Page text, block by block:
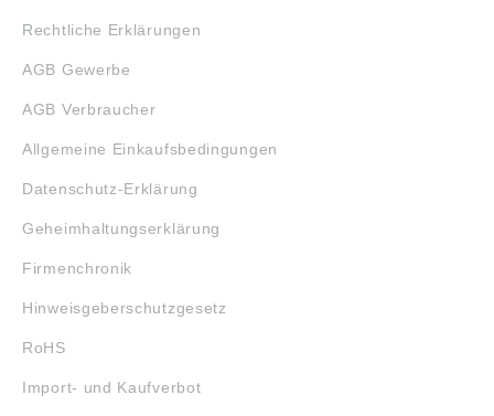
Rechtliche Erklärungen
AGB Gewerbe
AGB Verbraucher
Allgemeine Einkaufsbedingungen
Datenschutz-Erklärung
Geheimhaltungserklärung
Firmenchronik
Hinweisgeberschutzgesetz
RoHS
Import- und Kaufverbot